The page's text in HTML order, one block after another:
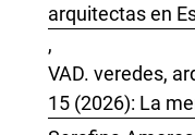
arquitectas en
,
VAD. veredes,
15 (2026): La